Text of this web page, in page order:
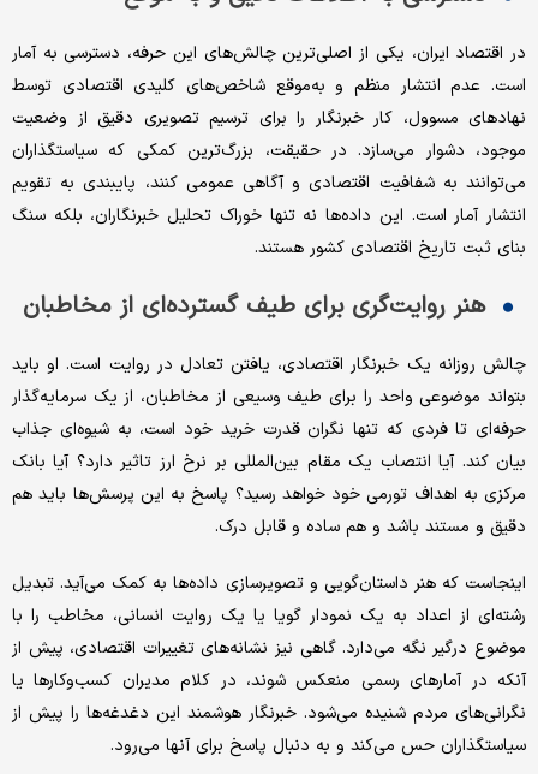
در اقتصاد ایران، یکی از اصلی‌ترین چالش‌های این حرفه، دسترسی به آمار
است. عدم انتشار منظم و به‌موقع شاخص‌های کلیدی اقتصادی توسط
نهادهای مسوول، کار خبرنگار را برای ترسیم تصویری دقیق از وضعیت
موجود، دشوار می‌سازد. در حقیقت، بزرگ‌ترین کمکی که سیاستگذاران
می‌توانند به شفافیت اقتصادی و آگاهی عمومی کنند، پایبندی به تقویم
انتشار آمار است. این داده‌ها نه تنها خوراک تحلیل خبرنگاران، بلکه سنگ
بنای ثبت تاریخ اقتصادی کشور هستند.
هنر روایت‌گری برای طیف گسترده‌ای از مخاطبان
چالش روزانه یک خبرنگار اقتصادی، یافتن تعادل در روایت است. او باید
بتواند موضوعی واحد را برای طیف وسیعی از مخاطبان، از یک سرمایه‌گذار
حرفه‌ای تا فردی که تنها نگران قدرت خرید خود است، به شیوه‌ای جذاب
بیان کند. آیا انتصاب یک مقام بین‌المللی بر نرخ ارز تاثیر دارد؟ آیا بانک
مرکزی به اهداف تورمی خود خواهد رسید؟ پاسخ به این پرسش‌ها باید هم
دقیق و مستند باشد و هم ساده و قابل درک.
اینجاست که هنر داستان‌گویی و تصویرسازی داده‌ها به کمک می‌آید. تبدیل
رشته‌ای از اعداد به یک نمودار گویا یا یک روایت انسانی، مخاطب را با
موضوع درگیر نگه می‌دارد. گاهی نیز نشانه‌های تغییرات اقتصادی، پیش از
آنکه در آمارهای رسمی منعکس شوند، در کلام مدیران کسب‌وکارها یا
نگرانی‌های مردم شنیده می‌شود. خبرنگار هوشمند این دغدغه‌ها را پیش از
سیاستگذاران حس می‌کند و به دنبال پاسخ برای آنها می‌رود.